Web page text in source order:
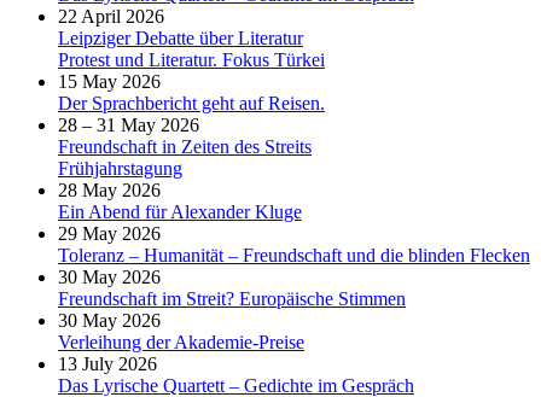
22 April 2026
Leipziger Debatte über Literatur
Protest und Literatur. Fokus Türkei
15 May 2026
Der Sprachbericht geht auf Reisen.
28 – 31 May 2026
Freundschaft in Zeiten des Streits
Frühjahrstagung
28 May 2026
Ein Abend für Alexander Kluge
29 May 2026
Toleranz – Humanität – Freundschaft und die blinden Flecken
30 May 2026
Freundschaft im Streit? Europäische Stimmen
30 May 2026
Verleihung der Akademie-Preise
13 July 2026
Das Lyrische Quartett – Gedichte im Gespräch